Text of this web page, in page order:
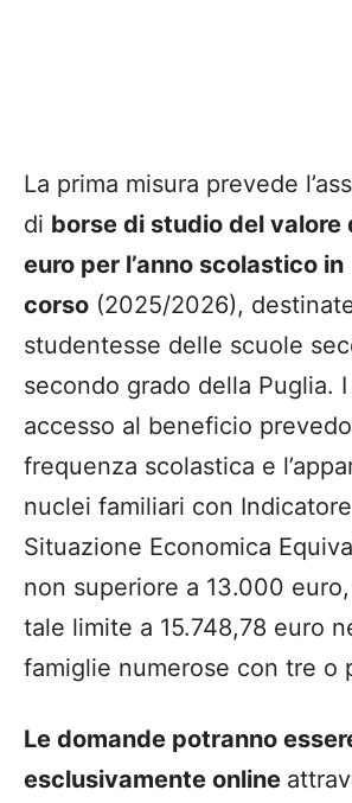
La prima misura prevede
di borse di studio del valore
euro per l’anno scolastico in
corso (2025/2026),
studentesse delle scuole
secondo grado della Puglia.
accesso al beneficio
frequenza scolastica e
nuclei familiari con
Situazione Economica
non superiore a 13.000
tale limite a 15.748,78 euro
famiglie numerose con tre o
Le domande potranno
esclusivamente online